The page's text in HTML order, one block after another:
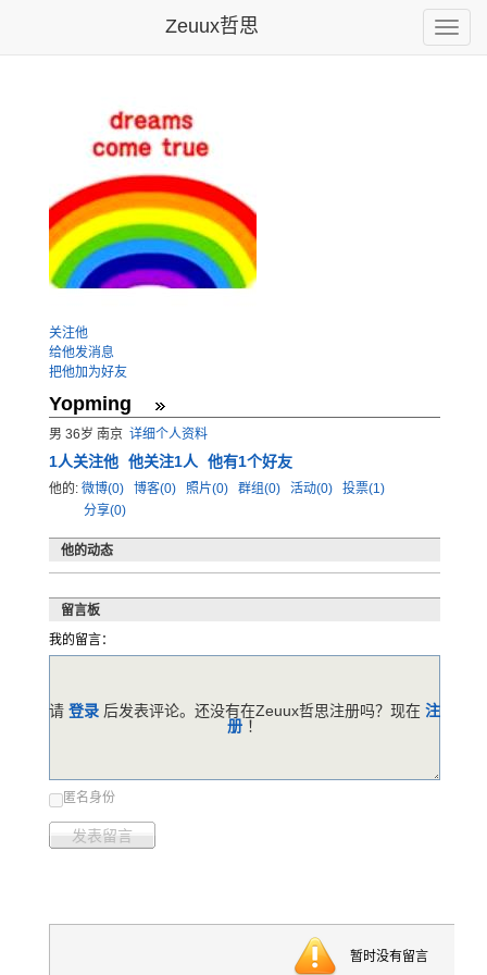
Toggle
Zeuux哲思
关注他
给他发消息
把他加为好友
Yopming
男 36岁 南京 详细个人资料
1人关注他 他关注1人 他有1个好友
他的: 微博(0) 博客(0) 照片(0) 群组(0) 活动(0)
投票(1)
分享(0)
他的动态
留言板
我的留言：
匿名身份
发表留言
请 登录 后发表评论。还没有在Zeuux哲思注册吗？现在 注
册 ！
暂时没有留言